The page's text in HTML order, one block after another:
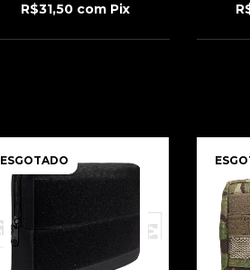
R$31,50 com Pix
ESGOTADO